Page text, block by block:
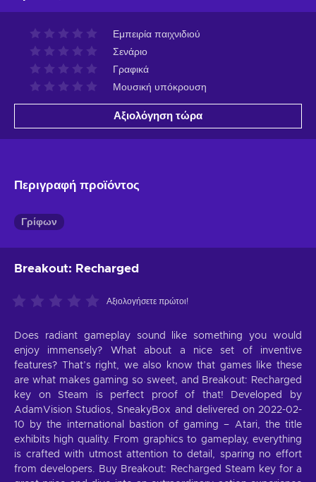
Εμπειρία παιχνιδιού
Σενάριο
Γραφικά
Μουσική υπόκρουση
Αξιολόγηση τώρα
Περιγραφή προϊόντος
Γρίφων
Breakout: Recharged
Αξιολογήσετε πρώτοι!
Does radiant gameplay sound like something you would
enjoy immensely? What about a nice set of inventive
features? That’s right, we also know that games like these
are what makes gaming so sweet, and Breakout: Recharged
key on Steam is perfect proof of that! Developed by
AdamVision Studios, SneakyBox and delivered on 2022-02-
10 by the international bastion of gaming – Atari, the title
exhibits high quality. From graphics to gameplay, everything
is crafted with utmost attention to detail, sparing no effort
from developers. Buy Breakout: Recharged Steam key for a